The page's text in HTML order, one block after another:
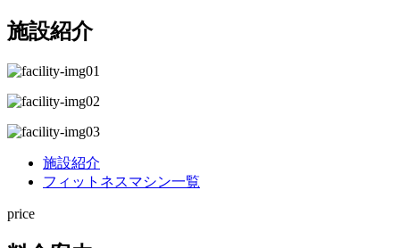
施設紹介
施設紹介
フィットネスマシン一覧
price